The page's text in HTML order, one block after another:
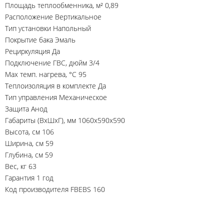
Площадь теплообменника, м² 0,89
Расположение Вертикальное
Тип установки Напольный
Покрытие бака Эмаль
Рециркуляция Да
Подключение ГВС, дюйм 3/4
Max темп. нагрева, °С 95
Теплоизоляция в комплекте Да
Тип управления Механическое
Защита Анод
Габариты (ВхШхГ), мм 1060х590х590
Высота, см 106
Ширина, см 59
Глубина, см 59
Вес, кг 63
Гарантия 1 год
Код производителя FBEBS 160